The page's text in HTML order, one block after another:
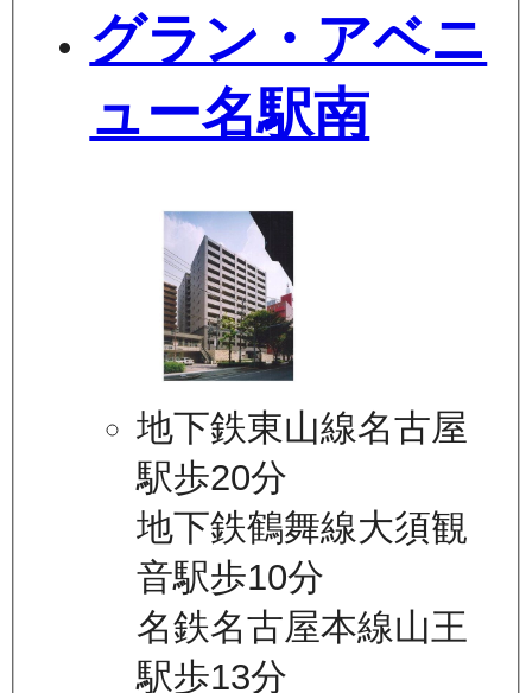
グラン・アベニ
ュー名駅南
地下鉄東山線名古屋
駅歩20分
地下鉄鶴舞線大須観
音駅歩10分
名鉄名古屋本線山王
駅歩13分